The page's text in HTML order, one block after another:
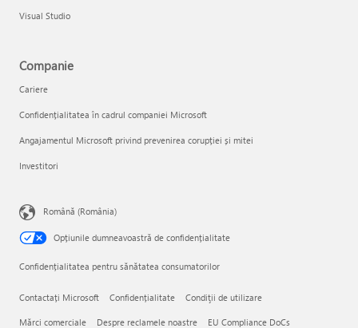
Visual Studio
Companie
Cariere
Confidențialitatea în cadrul companiei Microsoft
Angajamentul Microsoft privind prevenirea corupției și mitei
Investitori
Română (România)
Opțiunile dumneavoastră de confidențialitate
Confidențialitatea pentru sănătatea consumatorilor
Contactați Microsoft Confidențialitate Condiţii de utilizare
Mărci comerciale Despre reclamele noastre EU Compliance DoCs